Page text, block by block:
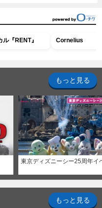
ル『RENT』 Cornelius
もっと見る
東京ディズニーシー25周年イ
もっと見る